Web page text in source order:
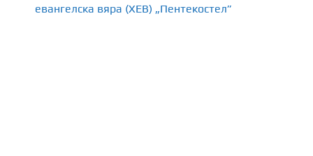
евангелска вяра (ХЕВ) „Пентекостел”